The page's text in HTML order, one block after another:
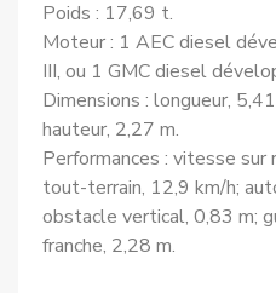
Poids : 17,69 t.
Moteur : 1 AEC diesel
III, ou 1 GMC diesel
Dimensions : longueur,
hauteur, 2,27 m.
Performances : vitesse
tout-terrain, 12,9 km/h;
obstacle vertical, 0,83 m;
franche, 2,28 m.